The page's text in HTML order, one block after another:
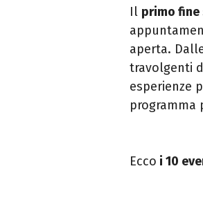
Il primo fine
aperta.
travolgenti
esperienze
programma
Ecco i 10